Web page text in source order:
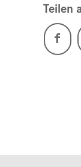
Teilen